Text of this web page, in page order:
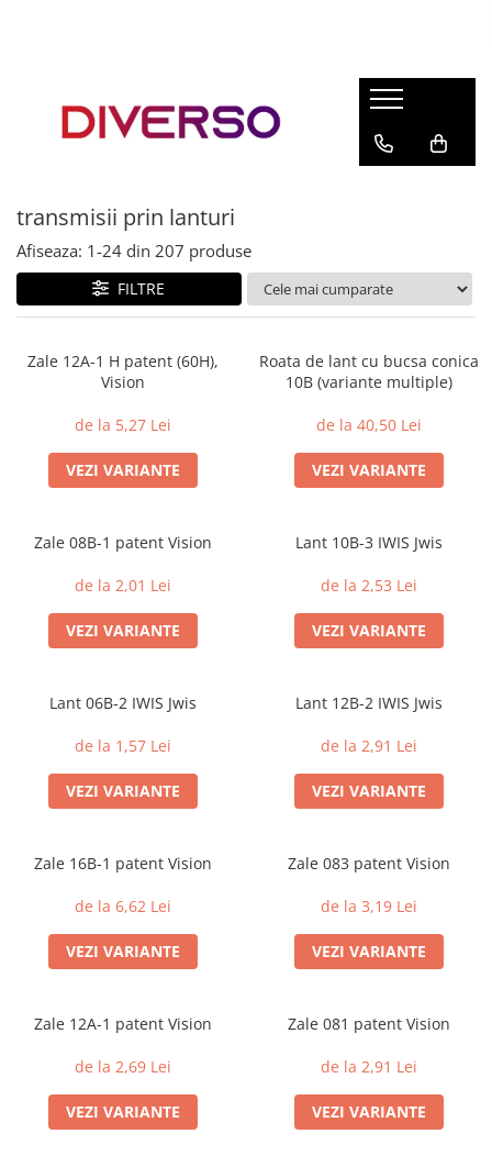
ASA
SILK
HIPS
PMMA
MULTIMATERIAL
transmisii prin lanturi
Afiseaza: 1-24 din 207 produse
FILTRE
Zale 12A-1 H patent (60H),
Vision
de la 5,27 Lei
VEZI VARIANTE
Roata de lant cu bucsa conica
10B (variante multiple)
de la 40,50 Lei
VEZI VARIANTE
Zale 08B-1 patent Vision
de la 2,01 Lei
VEZI VARIANTE
Lant 10B-3 IWIS Jwis
de la 2,53 Lei
VEZI VARIANTE
Lant 06B-2 IWIS Jwis
de la 1,57 Lei
VEZI VARIANTE
Lant 12B-2 IWIS Jwis
de la 2,91 Lei
VEZI VARIANTE
Zale 16B-1 patent Vision
de la 6,62 Lei
VEZI VARIANTE
Zale 083 patent Vision
de la 3,19 Lei
VEZI VARIANTE
Zale 12A-1 patent Vision
de la 2,69 Lei
VEZI VARIANTE
Zale 081 patent Vision
de la 2,91 Lei
VEZI VARIANTE